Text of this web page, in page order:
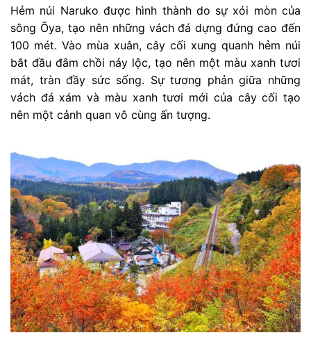
Hẻm núi Naruko được hình thành do sự xói mòn của
sông Ōya, tạo nên những vách đá dựng đứng cao đến
100 mét. Vào mùa xuân, cây cối xung quanh hẻm núi
bắt đầu đâm chồi nảy lộc, tạo nên một màu xanh tươi
mát, tràn đầy sức sống. Sự tương phản giữa những
vách đá xám và màu xanh tươi mới của cây cối tạo
nên một cảnh quan vô cùng ấn tượng.